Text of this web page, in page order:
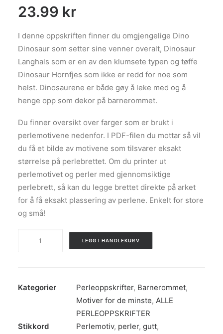
23.99 kr
I denne oppskriften finner du omgjengelige Dino
Dinosaur som setter sine venner overalt, Dinosaur
Langhals som er en av den klumsete typen og tøffe
Dinosaur Hornfjes som ikke er redd for noe som
helst. Dinosaurene er både gøy å leke med og å
henge opp som dekor på barnerommet.
Du finner oversikt over farger som er brukt i
perlemotivene nedenfor. I PDF-filen du mottar så vil
du få et bilde av motivene som tilsvarer eksakt
størrelse på perlebrettet. Om du printer ut
perlemotivet og perler med gjennomsiktige
perlebrett, så kan du legge brettet direkte på arket
for å få eksakt plassering av perlene. Enkelt for store
og små!
Nesefjes
antall
LEGG I HANDLEKURV
Kategorier Perleoppskrifter, Barnerommet,
Motiver for de minste, ALLE
PERLEOPPSKRIFTER
Stikkord
Perlemotiv, perler, gutt,